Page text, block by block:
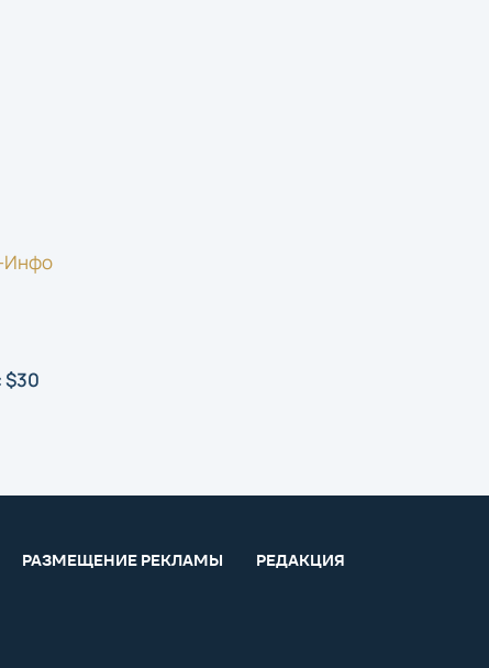
Инфо
$30
РАЗМЕЩЕНИЕ РЕКЛАМЫ РЕДАКЦИЯ